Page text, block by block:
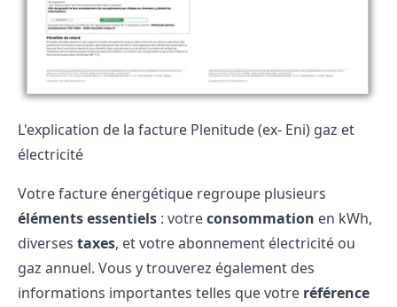
L'explication de la facture Plenitude (ex- Eni) gaz et
électricité
Votre facture énergétique regroupe plusieurs
éléments essentiels : votreconsommation en kWh,
diverses taxes, et votreabonnement électricité ou
gaz annuel. Vous y trouverez également des
informations importantes telles que votre référence